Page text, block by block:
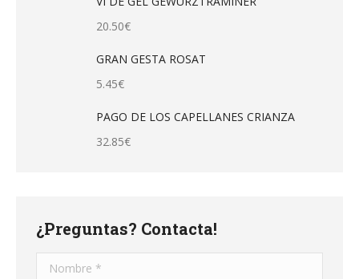
20.50€
GRAN GESTA ROSAT
5.45€
PAGO DE LOS CAPELLANES CRIANZA
32.85€
¿Preguntas? Contacta!
Nombre *